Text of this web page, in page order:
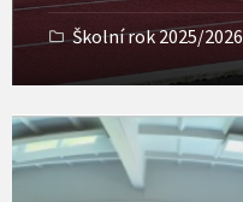
Školní rok 2025/2026
O
p
e